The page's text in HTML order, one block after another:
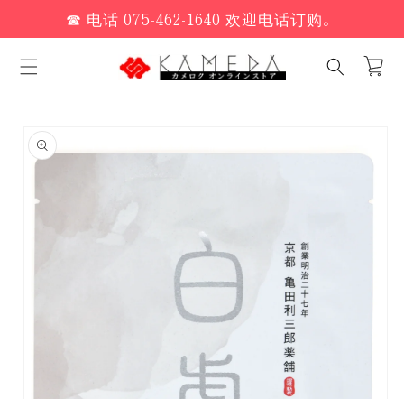
跳至内☎ 电话 075-462-1640 欢迎电话订购。
手
推
跳至产
品信息